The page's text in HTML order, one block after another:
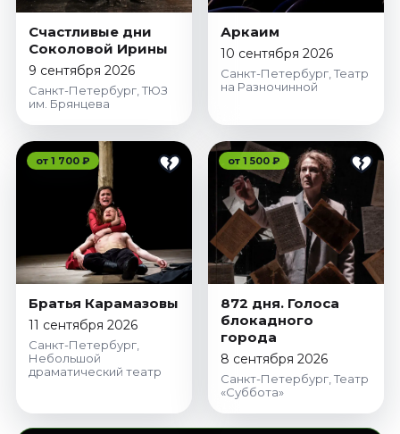
Счастливые дни
Соколовой Ирины
9 сентября 2026
Санкт-Петербург, ТЮЗ
им. Брянцева
Аркаим
10 сентября 2026
Санкт-Петербург, Театр
на Разночинной
от 1 700 ₽
Братья Карамазовы
11 сентября 2026
Санкт-Петербург,
Небольшой
драматический театр
от 1 500 ₽
872 дня. Голоса
блокадного
города
8 сентября 2026
Санкт-Петербург, Театр
«Суббота»